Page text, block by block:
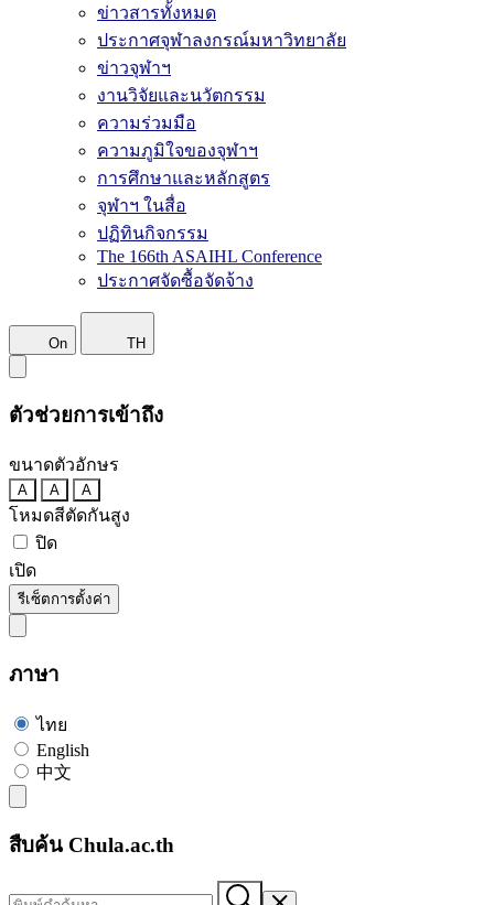
ข่าวสารทั้งหมด
ประกาศจุฬาลงกรณ์มหาวิทยาลัย
ข่าวจุฬาฯ
งานวิจัยและนวัตกรรม
ความร่วมมือ
ความภูมิใจของจุฬาฯ
การศึกษาและหลักสูตร
จุฬาฯ ในสื่อ
ปฏิทินกิจกรรม
The 166th ASAIHL Conference
ประกาศจัดซื้อจัดจ้าง
On TH
ตัวช่วยการเข้าถึง
ขนาดตัวอักษร
A A A
โหมดสีตัดกันสูง
ปิด
เปิด
รีเซ็ตการตั้งค่า
ภาษา
ไทย
English
中文
สืบค้น Chula.ac.th